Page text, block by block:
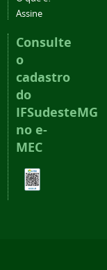
Assine
Consulte
o
cadastro
do
IFSudesteMG
no e-
MEC